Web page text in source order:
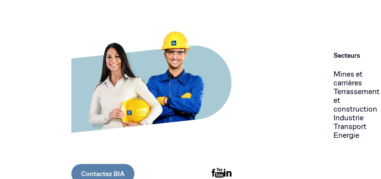
Natwange Road, Parklands, Kitwe
BIA SAS - Agence de Rennes
60, rue de la Rigourdière, 35510 CESSON-SEVIGNE, Rennes,
France
BIA Service Center Fleurus
Avenue de Spirou 3 6220 Fleurus
BIA SAS - Agence de Caen
Contactez BIA
Secteurs
Mines et
carrières
Terrassement
et
construction
Industrie
Transport
Energie